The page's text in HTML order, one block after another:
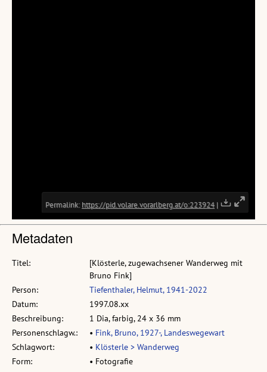
Metadaten
Titel:
[Klösterle, zugewachsener Wanderweg mit
Bruno Fink]
Person:
Tiefenthaler, Helmut, 1941-2022
Datum:
1997.08.xx
Beschreibung:
1 Dia, farbig, 24 x 36 mm
Personenschlagw.:
• Fink, Bruno, 1927-, Landeswegewart
Schlagwort:
• Klösterle > Wanderweg
Form:
• Fotografie